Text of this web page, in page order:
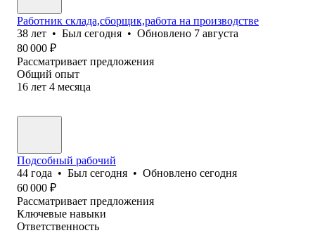
Работник склада,сборщик,работа на производстве
38 лет • Был сегодня • Обновлено 7 августа
80 000 ₽
Рассматривает предложения
Общий опыт
16 лет 4 месяца
Подсобный рабочий
44 года • Был сегодня • Обновлено сегодня
60 000 ₽
Рассматривает предложения
Ключевые навыки
Ответственность